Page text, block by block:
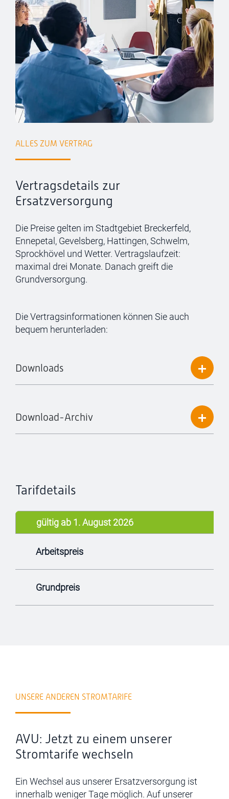
ALLES ZUM VERTRAG
Vertragsdetails zur
Ersatzversorgung
Die Preise gelten im Stadtgebiet Breckerfeld,
Ennepetal, Gevelsberg, Hattingen, Schwelm,
Sprockhövel und Wetter. Vertragslaufzeit:
maximal drei Monate. Danach greift die
Grundversorgung.
Die Vertragsinformationen können Sie auch
bequem herunterladen:
Downloads
Download-Archiv
Tarifdetails
gültig ab 1. August 2026
Arbeitspreis
Grundpreis
UNSERE ANDEREN STROMTARIFE
AVU: Jetzt zu einem unserer
Stromtarife wechseln
Ein Wechsel aus unserer Ersatzversorgung ist
innerhalb weniger Tage möglich. Auf unserer